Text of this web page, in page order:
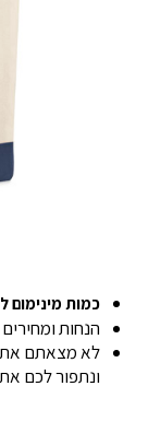
כמות מינימום
הנחות
לא מצאתם את
ונתפור לכם